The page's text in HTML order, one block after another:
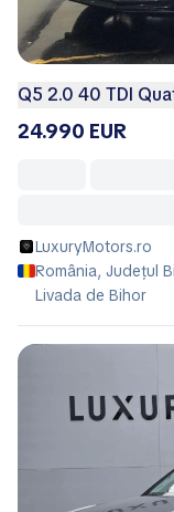
Q5 2.0 40 TDI
24.990 EUR
LuxuryMotors.ro
România, Județul
Livada de Bihor